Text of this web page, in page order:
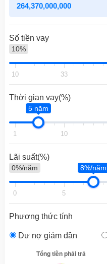
Số tiền vay
10%
10 33
Thời gian vay(%)
5 năm
1 10
Lãi suất(%)
0%/năm 8%/năm
0 5
Phương thức tính
Dư nợ giảm dần